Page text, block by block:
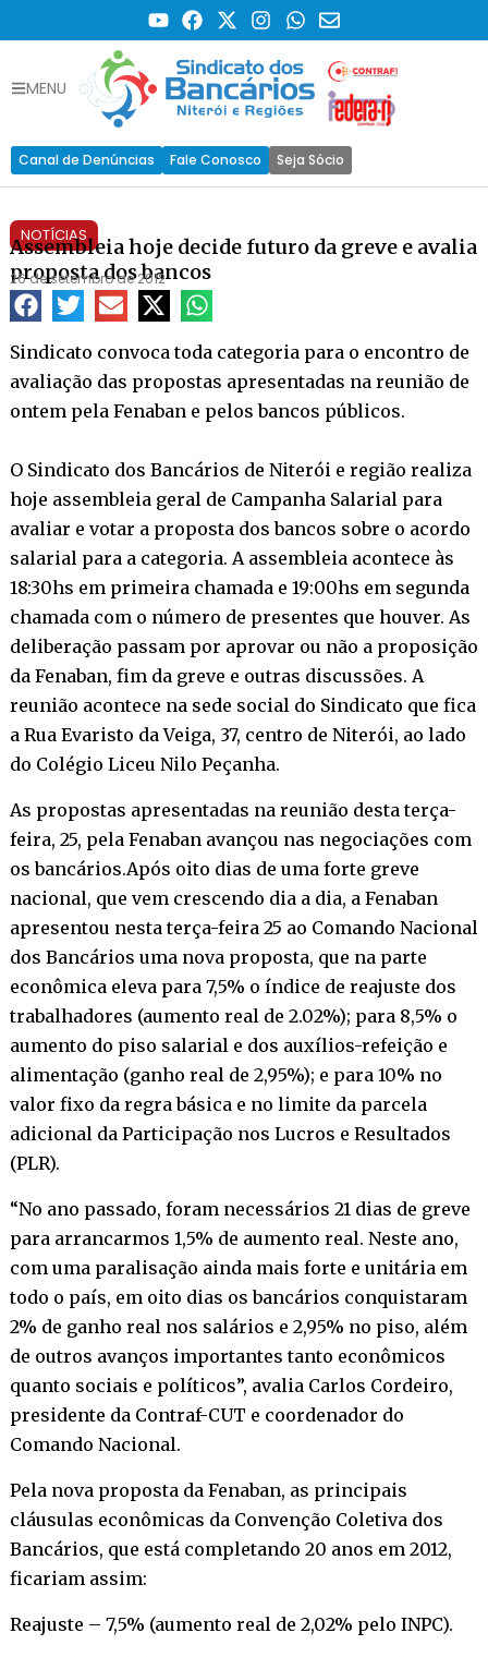
MENU
Canal de Denúncias Fale Conosco Seja Sócio
NOTÍCIAS
Assembleia hoje decide futuro da greve e avalia
proposta dos bancos
26 de setembro de 2012
Sindicato convoca toda categoria para o encontro de
avaliação das propostas apresentadas na reunião de
ontem pela Fenaban e pelos bancos públicos.
O Sindicato dos Bancários de Niterói e região realiza
hoje assembleia geral de Campanha Salarial para
avaliar e votar a proposta dos bancos sobre o acordo
salarial para a categoria. A assembleia acontece às
18:30hs em primeira chamada e 19:00hs em segunda
chamada com o número de presentes que houver. As
deliberação passam por aprovar ou não a proposição
da Fenaban, fim da greve e outras discussões. A
reunião acontece na sede social do Sindicato que fica
a Rua Evaristo da Veiga, 37, centro de Niterói, ao lado
do Colégio Liceu Nilo Peçanha.
As propostas apresentadas na reunião desta terça-
feira, 25, pela Fenaban avançou nas negociações com
os bancários.Após oito dias de uma forte greve
nacional, que vem crescendo dia a dia, a Fenaban
apresentou nesta terça-feira 25 ao Comando Nacional
dos Bancários uma nova proposta, que na parte
econômica eleva para 7,5% o índice de reajuste dos
trabalhadores (aumento real de 2.02%); para 8,5% o
aumento do piso salarial e dos auxílios-refeição e
alimentação (ganho real de 2,95%); e para 10% no
valor fixo da regra básica e no limite da parcela
adicional da Participação nos Lucros e Resultados
(PLR).
“No ano passado, foram necessários 21 dias de greve
para arrancarmos 1,5% de aumento real. Neste ano,
com uma paralisação ainda mais forte e unitária em
todo o país, em oito dias os bancários conquistaram
2% de ganho real nos salários e 2,95% no piso, além
de outros avanços importantes tanto econômicos
quanto sociais e políticos”, avalia Carlos Cordeiro,
presidente da Contraf-CUT e coordenador do
Comando Nacional.
Pela nova proposta da Fenaban, as principais
cláusulas econômicas da Convenção Coletiva dos
Bancários, que está completando 20 anos em 2012,
ficariam assim:
Reajuste – 7,5% (aumento real de 2,02% pelo INPC).